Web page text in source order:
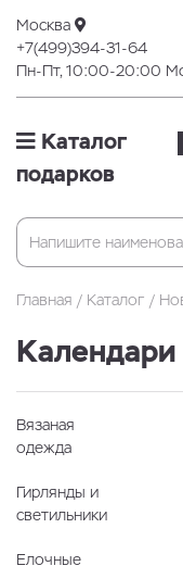
Москва
+7(499)394-31-64
Пн-Пт, 10:00-20:00
Каталог
подарков
Главная Каталог
Календари
Вязаная
одежда
Гирлянды и
светильники
Елочные